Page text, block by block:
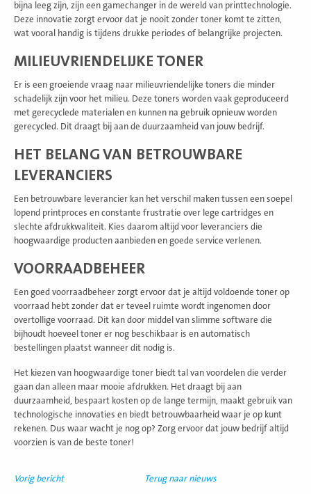
bijna leeg zijn, zijn een gamechanger in de wereld van printtechnologie.
Deze innovatie zorgt ervoor dat je nooit zonder toner komt te zitten,
wat vooral handig is tijdens drukke periodes of belangrijke projecten.
MILIEUVRIENDELIJKE TONER
Er is een groeiende vraag naar milieuvriendelijke toners die minder
schadelijk zijn voor het milieu. Deze toners worden vaak geproduceerd
met gerecyclede materialen en kunnen na gebruik opnieuw worden
gerecycled. Dit draagt bij aan de duurzaamheid van jouw bedrijf.
HET BELANG VAN BETROUWBARE
LEVERANCIERS
Een betrouwbare leverancier kan het verschil maken tussen een soepel
lopend printproces en constante frustratie over lege cartridges en
slechte afdrukkwaliteit. Kies daarom altijd voor leveranciers die
hoogwaardige producten aanbieden en goede service verlenen.
VOORRAADBEHEER
Een goed voorraadbeheer zorgt ervoor dat je altijd voldoende toner op
voorraad hebt zonder dat er teveel ruimte wordt ingenomen door
overtollige voorraad. Dit kan door middel van slimme software die
bijhoudt hoeveel toner er nog beschikbaar is en automatisch
bestellingen plaatst wanneer dit nodig is.
Het kiezen van hoogwaardige toner biedt tal van voordelen die verder
gaan dan alleen maar mooie afdrukken. Het draagt bij aan
duurzaamheid, bespaart kosten op de lange termijn, maakt gebruik van
technologische innovaties en biedt betrouwbaarheid waar je op kunt
rekenen. Dus waar wacht je nog op? Zorg ervoor dat jouw bedrijf altijd
voorzien is van de beste toner!
Vorig bericht Terug naar nieuws